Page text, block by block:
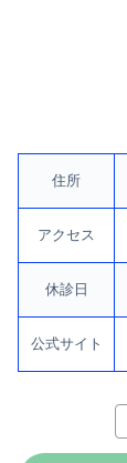
住所
アクセス
休診日
公式サイト